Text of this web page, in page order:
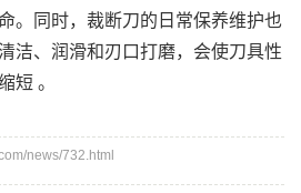
。同时，裁断刀的日常保养维护也
洁、润滑和刃口打磨，会使刀具性
短 。
news/732.html